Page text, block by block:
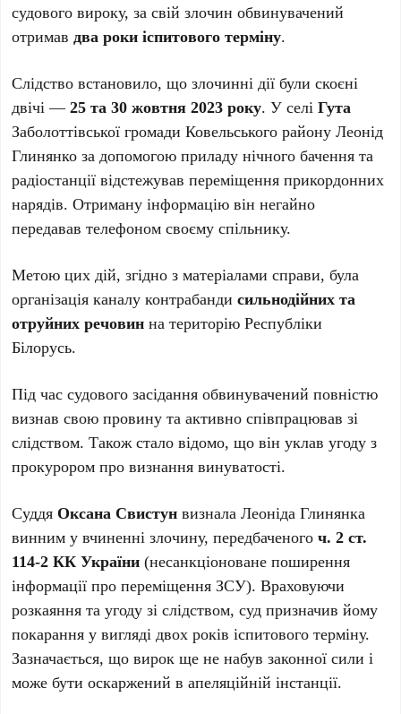
судового вироку, за свій злочин обвинувачений
отримавдва роки іспитового терміну.
Слідство встановило, що злочинні дії були скоєні
двічі —25 та 30 жовтня 2023 року. У селіГута
Заболоттівської громади Ковельського району Леонід
Глинянко за допомогою приладу нічного бачення та
радіостанції відстежував переміщення прикордонних
нарядів. Отриману інформацію він негайно
передавав телефоном своєму спільнику.
Метою цих дій, згідно з матеріалами справи, була
організація каналу контрабандисильнодійних та
отруйних речовин на територію Республіки
Білорусь.
Під час судового засідання обвинувачений повністю
визнав свою провину та активно співпрацював зі
слідством. Також стало відомо, що він уклав угоду з
прокурором про визнання винуватості.
Суддя Оксана Свистун визнала Леоніда Глинянка
винним у вчиненні злочину, передбаченогоч. 2 ст.
114-2 КК України (несанкціоноване поширення
інформації про переміщення ЗСУ). Враховуючи
розкаяння та угоду зі слідством, суд призначив йому
покарання у вигляді двох років іспитового терміну.
Зазначається, що вирок ще не набув законної сили і
може бути оскаржений в апеляційній інстанції.